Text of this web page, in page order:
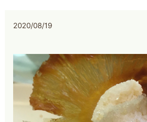
2020/08/19